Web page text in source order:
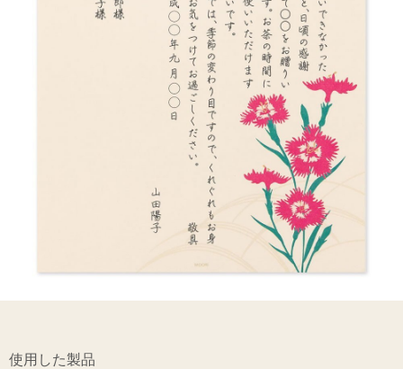
使用した製品